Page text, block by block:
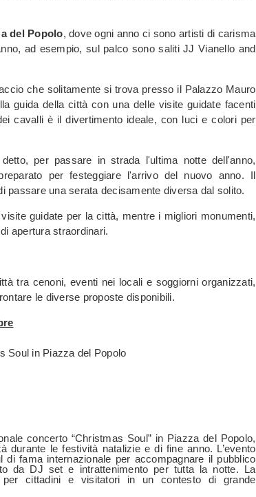
del Popolo, dove ogni anno ci sono artisti di carisma
ad esempio, sul palco sono saliti JJ Vianello and
che solitamente si trova presso il Palazzo Mauro
guida della città con una delle visite guidate facenti
cavalli è il divertimento ideale, con luci e colori per
per passare in strada l'ultima notte dell'anno,
per festeggiare l'arrivo del nuovo anno. Il
passare una serata decisamente diversa dal solito.
guidate per la città, mentre i migliori monumenti,
apertura straordinari.
tra cenoni, eventi nei locali e soggiorni organizzati,
le diverse proposte disponibili.
Soul in Piazza del Popolo
concerto “Christmas Soul” in Piazza del Popolo,
durante le festività natalizie e di fine anno. L’evento
fama internazionale per accompagnare il pubblico
da DJ set e intrattenimento per tutta la notte. La
cittadini e visitatori in un contesto di grande